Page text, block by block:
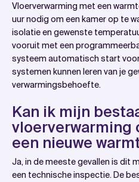
Vloerverwarming met een
uur nodig om een kamer op te
isolatie en gewenste
vooruit met een
systeem automatisch start
systemen kunnen leren van je
verwarmingsbehoefte.
Kan ik mijn
vloerverwarming
een nieuwe
Ja, in de meeste gevallen is dit
een technische inspectie. De